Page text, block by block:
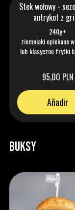
Stek wołowy -
antrykot z
240g+
ziemniaki opiekane
lub klasyczne frytki
demi glace / warzywa
95,00 PLN
Añadir
BUKSY